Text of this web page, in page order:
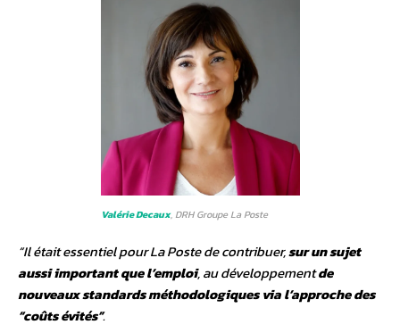
Valérie Decaux, DRH Groupe La Poste
“Il était essentiel pour La Poste de contribuer,sur un sujet
aussi important que l’emploi, au développementde
nouveaux standards méthodologiques via l’approche des
“coûts évités”.